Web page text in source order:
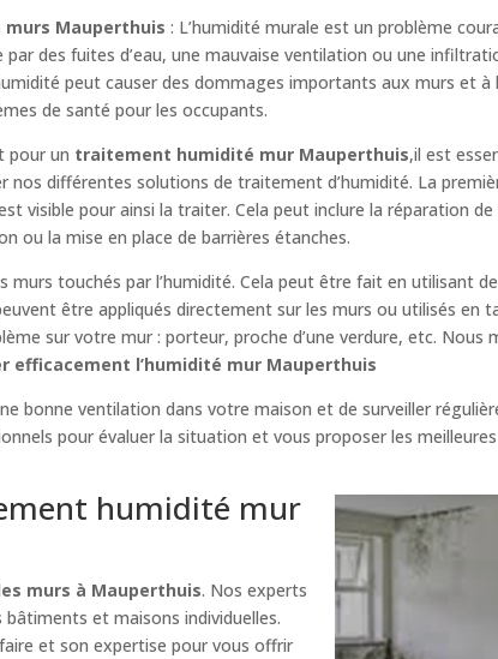
Mauperthuis : L’humidité murale est un problème
des fuites d’eau, une mauvaise ventilation ou une
peut causer des dommages importants aux murs et
de santé pour les occupants.
pour un traitement humidité mur Mauperthuis,il est
nos différentes solutions de traitement d’humidité. La
visible pour ainsi la traiter. Cela peut inclure la réparation de
ou la mise en place de barrières étanches.
touchés par l’humidité. Cela peut être fait en utilisant
être appliqués directement sur les murs ou utilisés en
sur votre mur : porteur, proche d’une verdure, etc. Nous
efficacement l’humidité mur Mauperthuis
bonne ventilation dans votre maison et de surveiller
pour évaluer la situation et vous proposer les
humidité mur
murs à Mauperthuis. Nos experts
et maisons individuelles.
et son expertise pour vous offrir